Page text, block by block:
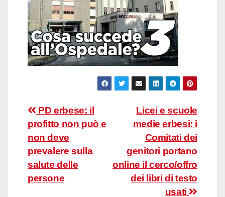
Navigazione
articoli
Licei e scuole
medie erbesi: i
Comitati dei
genitori portano
online il cerco/offro
dei libri di testo
usati
PD erbese: il
profitto non può e
non deve
prevalere sulla
salute delle
persone